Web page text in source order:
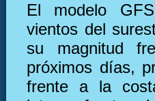
El modelo
vientos del
su magnitud
próximos días,
frente a la